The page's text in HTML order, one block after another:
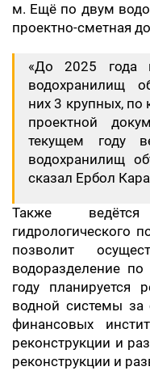
м. Ещё по двум
проектно-сметная
«До 2025 года
водохранилищ
них 3 крупных, по
проектной
текущем году
водохранилищ
сказал Ербол
Также
гидрологического
позволит
водоразделение
году планируется
водной системы за
финансовых
реконструкции и
реконструкции и